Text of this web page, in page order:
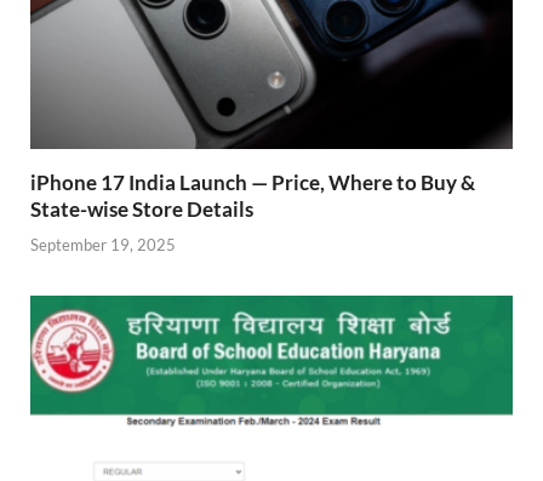
iPhone 17 India Launch — Price, Where to Buy &
State-wise Store Details
September 19, 2025